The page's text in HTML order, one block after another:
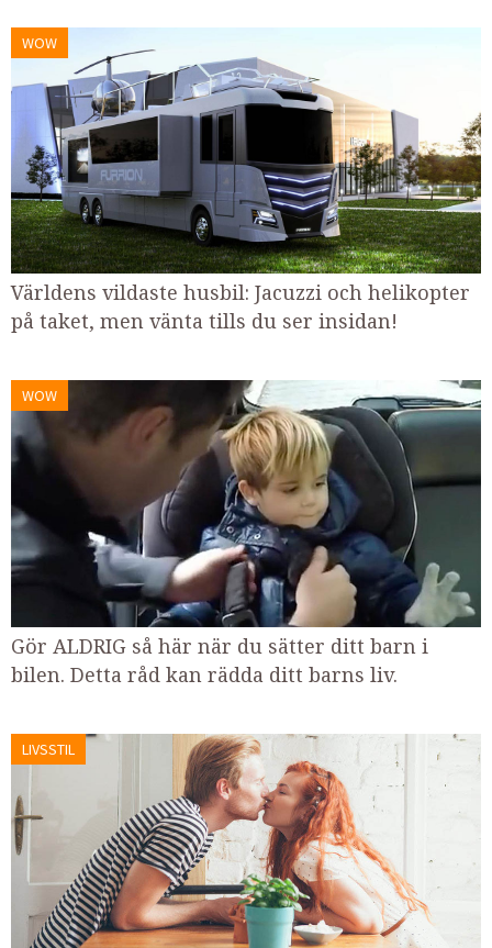
WOW
Världens vildaste husbil: Jacuzzi och helikopter
på taket, men vänta tills du ser insidan!
WOW
Gör ALDRIG så här när du sätter ditt barn i
bilen. Detta råd kan rädda ditt barns liv.
LIVSSTIL